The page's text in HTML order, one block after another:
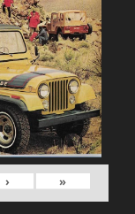
«
‹